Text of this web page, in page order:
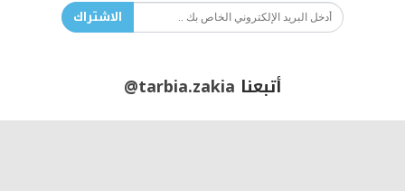
الاشتراك
أتبعنا @tarbia.zakia